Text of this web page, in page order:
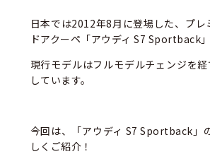
日本では2012年8月に登場した、プレ
ドアクーペ「アウディ S7 Sportback」
現行モデルはフルモデルチェンジを
しています。
今回は、「アウディ S7 Sportback」
しくご紹介！